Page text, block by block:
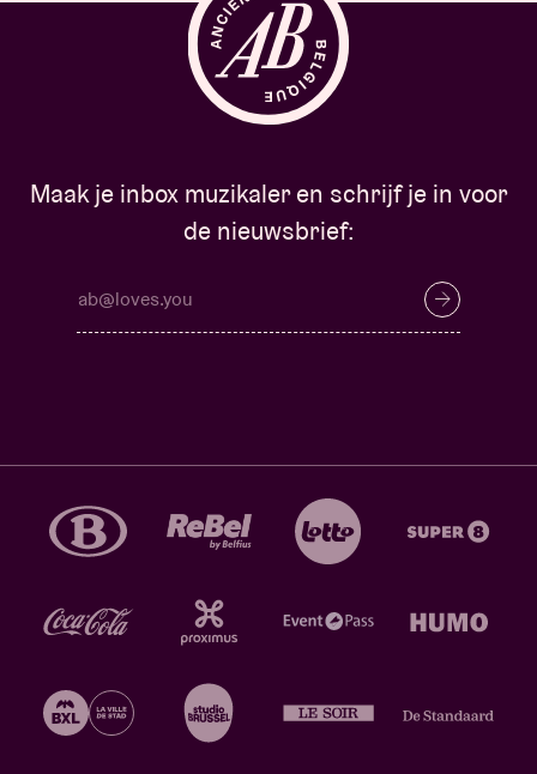
Maak je inbox muzikaler en schrijf je in voor
de nieuwsbrief: